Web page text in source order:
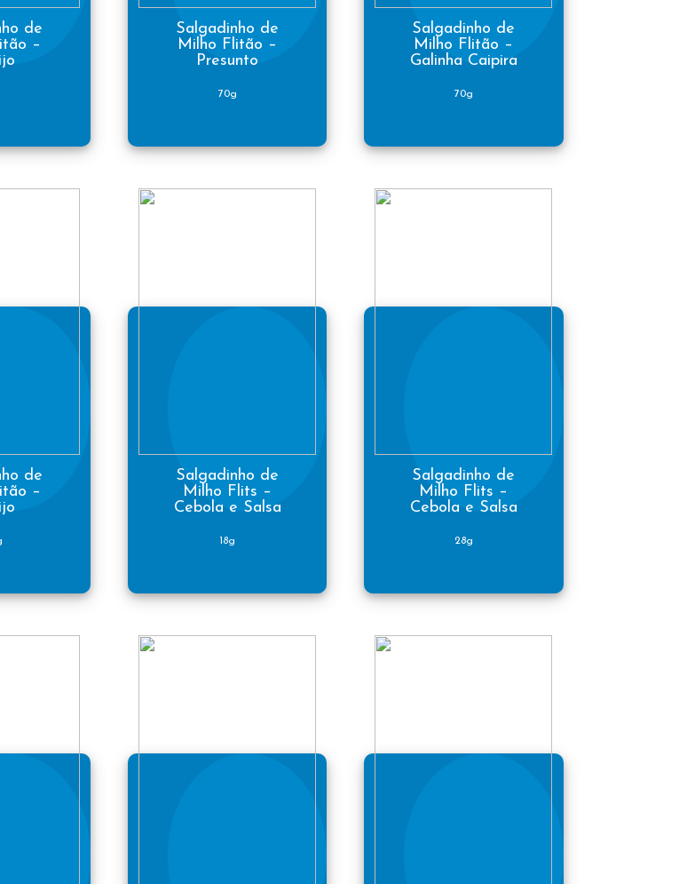
de
–
Salgadinho de
Milho Flitão –
Presunto
70g
Salgadinho de
Milho Flitão –
Galinha Caipira
70g
de
–
Salgadinho de
Milho Flits –
Cebola e Salsa
18g
Salgadinho de
Milho Flits –
Cebola e Salsa
28g